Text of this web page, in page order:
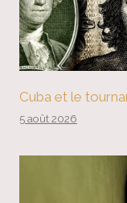
Cuba et le
5 août 2026